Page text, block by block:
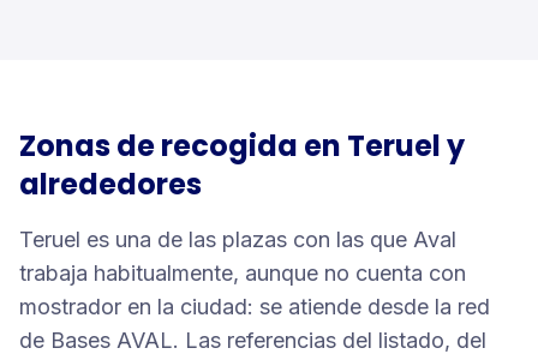
Zonas de recogida en Teruely
alrededores
Teruel es una de las plazas con las que Aval
trabaja habitualmente, aunque no cuenta con
mostrador en la ciudad: se atiende desde la red
de Bases AVAL. Las referencias del listado, del